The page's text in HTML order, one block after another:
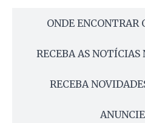
ONDE ENCONTRAR
RECEBA AS NOTÍCIAS
RECEBA